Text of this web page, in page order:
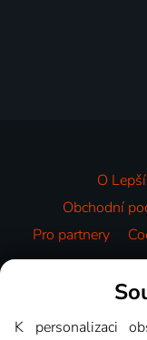
O
Obchodní
Pro partnery
K personalizaci